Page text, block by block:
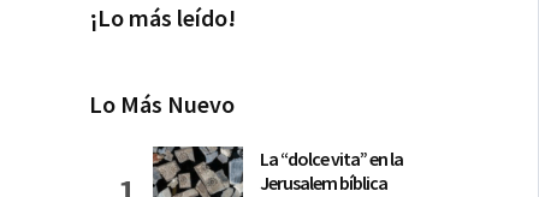
¡Lo más leído!
Lo Más Nuevo
La “dolce vita” en la
Jerusalem bíblica